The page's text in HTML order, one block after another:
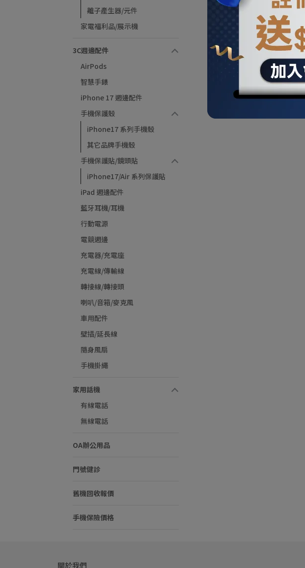
離子產生器/元件
家電福利品/展示機
3C週邊配件
AirPods
智慧手錶
iPhone 17 週邊配件
手機保護殼
iPhone17 系列手機殼
其它品牌手機殼
手機保護貼/鏡頭貼
iPhone17/Air 系列保護貼
iPad 週邊配件
藍牙耳機/耳機
行動電源
電競週邊
充電器/充電座
充電線/傳輸線
轉接線/轉接頭
喇叭/音箱/麥克風
車用配件
壁插/延長線
隨身風扇
手機掛繩
家用話機
有線電話
無線電話
OA辦公用品
門號健診
舊機回收報價
手機保險價格
關於我們